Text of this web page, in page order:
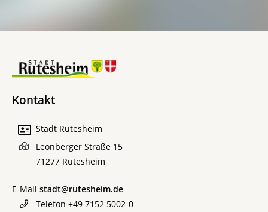
Kontakt
Stadt Rutesheim
Leonberger Straße 15
71277 Rutesheim
E-Mail stadt@rutesheim.de
Telefon +49 7152 5002-0